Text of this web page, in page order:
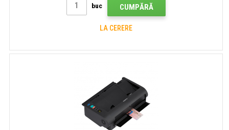
buc CUMPĂRĂ
LA CERERE